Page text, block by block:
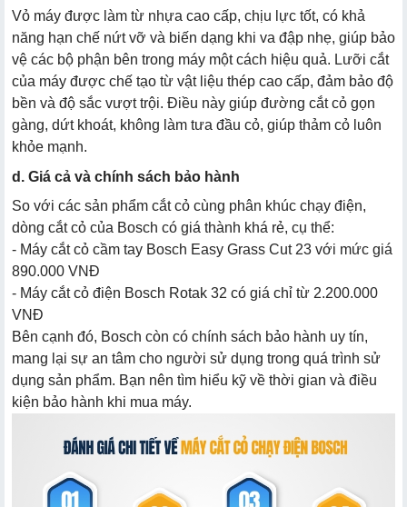
Vỏ máy được làm từ nhựa cao cấp, chịu lực tốt, có khả
năng hạn chế nứt vỡ và biến dạng khi va đập nhẹ, giúp bảo
vệ các bộ phận bên trong máy một cách hiệu quả. Lưỡi cắt
của máy được chế tạo từ vật liệu thép cao cấp, đảm bảo độ
bền và độ sắc vượt trội. Điều này giúp đường cắt cỏ gọn
gàng, dứt khoát, không làm tưa đầu cỏ, giúp thảm cỏ luôn
khỏe mạnh.
d. Giá cả và chính sách bảo hành
So với các sản phẩm cắt cỏ cùng phân khúc chạy điện,
dòng cắt cỏ của Bosch có giá thành khá rẻ, cụ thể:
- Máy cắt cỏ cầm tay Bosch Easy Grass Cut 23 với mức giá
890.000 VNĐ
- Máy cắt cỏ điện Bosch Rotak 32 có giá chỉ từ 2.200.000
VNĐ
Bên cạnh đó, Bosch còn có chính sách bảo hành uy tín,
mang lại sự an tâm cho người sử dụng trong quá trình sử
dụng sản phẩm. Bạn nên tìm hiểu kỹ về thời gian và điều
kiện bảo hành khi mua máy.